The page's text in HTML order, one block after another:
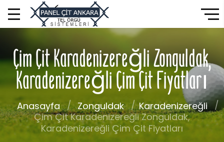
Çim Çit Karadenizereğli Zonguldak,
Karadenizereğli Çim Çit Fiyatları
Anasayfa Zonguldak
Karadenizereğli
Çim Çit Karadenizereğli Zonguldak,
Karadenizereğli Çim Çit Fiyatları